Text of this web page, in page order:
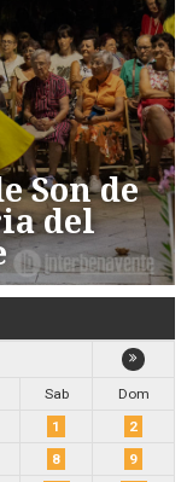
Son de
del
Sab
Dom
1
2
8
9